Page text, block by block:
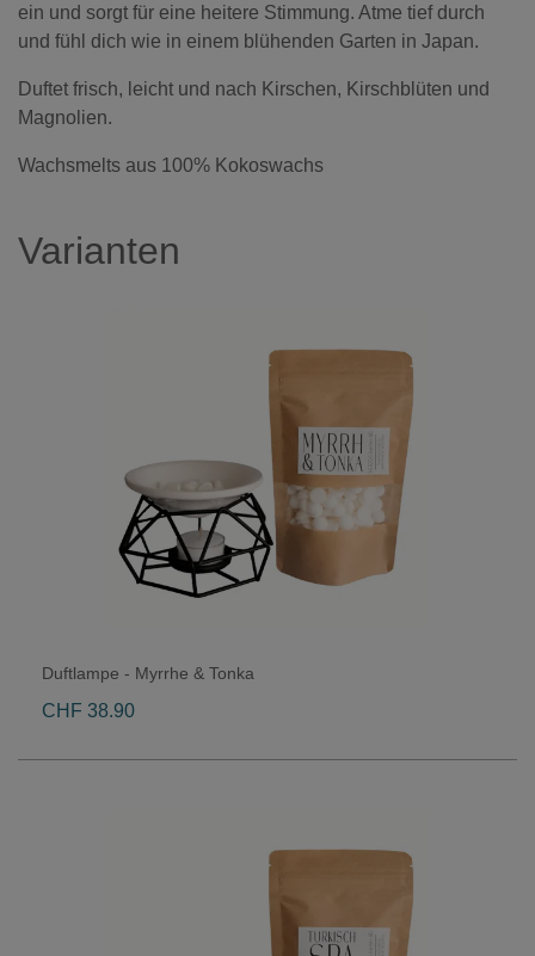
ein und sorgt für eine heitere Stimmung. Atme tief durch
und fühl dich wie in einem blühenden Garten in Japan.
Duftet frisch, leicht und nach Kirschen, Kirschblüten und
Magnolien.
Wachsmelts aus 100% Kokoswachs
Varianten
Duftlampe - Myrrhe & Tonka
CHF 38.90